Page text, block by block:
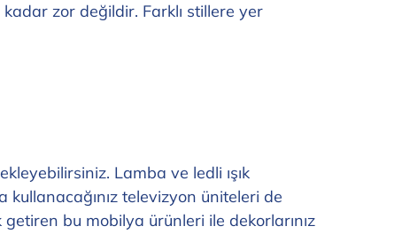
zor değildir. Farklı stillere yer
Lamba ve ledli ışık
televizyon üniteleri de
getiren bu mobilya ürünleri ile dekorlarınız